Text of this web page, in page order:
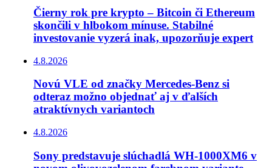
Čierny rok pre krypto – Bitcoin či Ethereum
skončili v hlbokom mínuse. Stabilné
investovanie vyzerá inak, upozorňuje expert
4.8.2026
Novú VLE od značky Mercedes-Benz si
odteraz možno objednať aj v ďalších
atraktívnych variantoch
4.8.2026
Sony predstavuje slúchadlá WH-1000XM6 v